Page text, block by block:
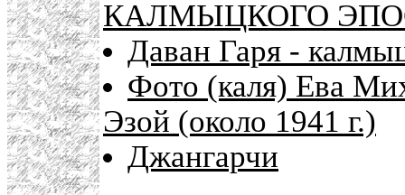
КАЛМЫЦКОГО
Даван Гаря -
Фото (каля) Ева
Эзой (около 1941 г.)
Джангарчи